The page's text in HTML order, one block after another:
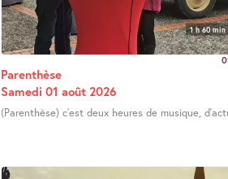
1 h 60 min
Parenthèse
Samedi 01 août 2026
(Parenthèse) c’est deux heures de musique,